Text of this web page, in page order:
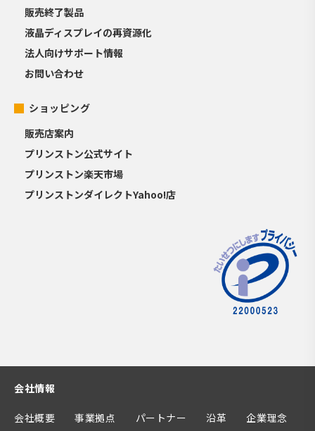
販売終了製品
液晶ディスプレイの再資源化
法人向けサポート情報
お問い合わせ
ショッピング
販売店案内
プリンストン公式サイト
プリンストン楽天市場
プリンストンダイレクトYahoo!店
会社情報
会社概要 事業拠点 パートナー 沿革 企業理念